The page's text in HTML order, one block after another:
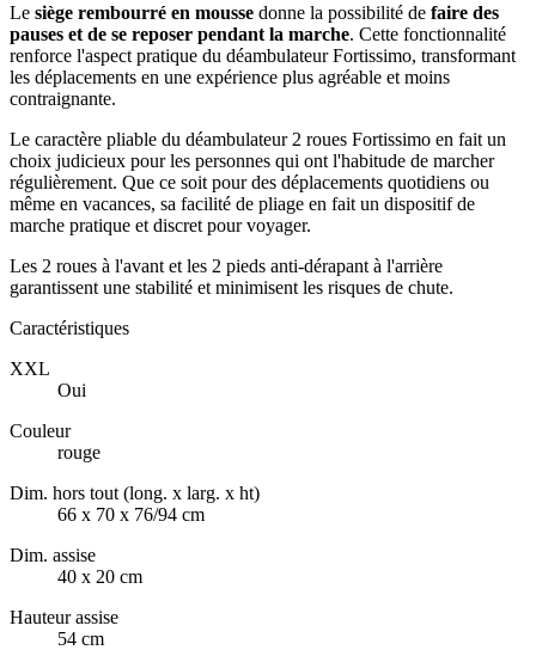
Le siège rembourré en mousse donne la possibilité de faire des
pauses et de se reposer pendant la marche. Cette fonctionnalité
renforce l'aspect pratique du déambulateur Fortissimo, transformant
les déplacements en une expérience plus agréable et moins
contraignante.
Le caractère pliable du déambulateur 2 roues Fortissimo en fait un
choix judicieux pour les personnes qui ont l'habitude de marcher
régulièrement. Que ce soit pour des déplacements quotidiens ou
même en vacances, sa facilité de pliage en fait un dispositif de
marche pratique et discret pour voyager.
Les 2 roues à l'avant et les 2 pieds anti-dérapant à l'arrière
garantissent une stabilité et minimisent les risques de chute.
Caractéristiques
XXL
Oui
Couleur
rouge
Dim. hors tout (long. x larg. x ht)
66 x 70 x 76/94 cm
Dim. assise
40 x 20 cm
Hauteur assise
54 cm